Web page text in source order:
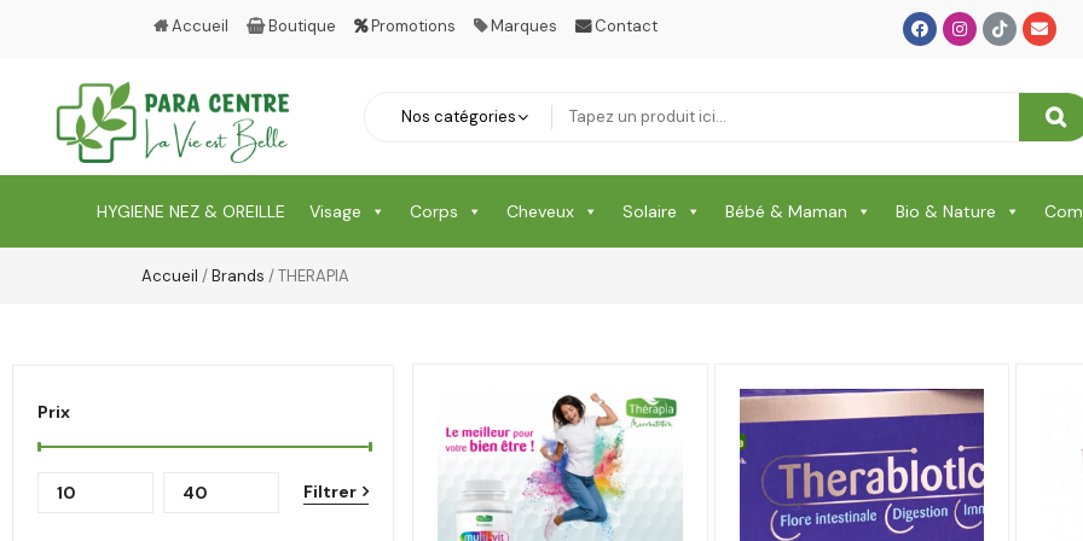
Accueil Boutique Promotions Marques Contact
HYGIENE NEZ & OREILLE Visage Corps Cheveux Solaire Bébé & Maman Bio & Nature
Accueil /Brands / THERAPIA
Prix
Filtrer